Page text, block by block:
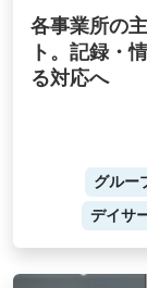
各事業所の
ト。記録・
る対応へ
グルー
デイサ